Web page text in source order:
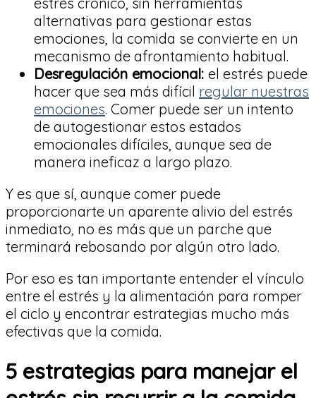
alternativas para gestionar estas
emociones, la comida se convierte en un
mecanismo de afrontamiento habitual.
Desregulación emocional: el estrés puede
hacer que sea más difícil regular nuestras
emociones. Comer puede ser un intento
de autogestionar estos estados
emocionales difíciles, aunque sea de
manera ineficaz a largo plazo.
Y es que sí, aunque comer puede
proporcionarte un aparente alivio del estrés
inmediato, no es más que un parche que
terminará rebosando por algún otro lado.
Por eso es tan importante entender el vínculo
entre el estrés y la alimentación para romper
el ciclo y encontrar estrategias mucho más
efectivas que la comida.
5 estrategias para manejar el